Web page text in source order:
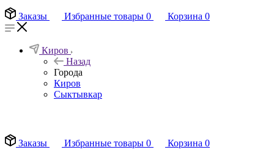
Заказы Избранные товары 0 Корзина 0
Киров
Назад
Города
Киров
Сыктывкар
Заказы
Избранные товары 0 Корзина 0